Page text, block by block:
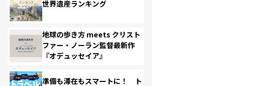
世界遺産ランキング
地球の歩き方 meets クリスト
ファー・ノーラン監督最新作
『オデュッセイア』
準備も滞在もスマートに！ ト